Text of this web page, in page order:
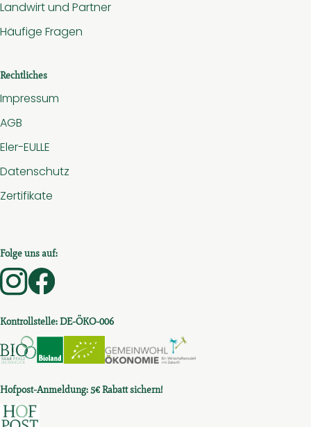
Landwirt und Partner
Häufige Fragen
Rechtliches
Impressum
AGB
Eler-EULLE
Datenschutz
Zertifikate
Folge uns auf:
Externer Link zu https://www.instagram.com/
Kontrollstelle: DE-ÖKO-006
Externer Link zu https://www.bio-saar-pfalz-
Externer Link zu https://www.bioc.info/
Externer Link zu https://
Hofpost-Anmeldung: 5€ Rabatt sichern!